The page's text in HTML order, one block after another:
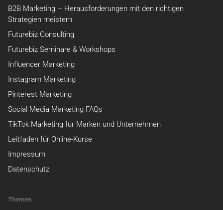
B2B Marketing – Herausforderungen mit den richtigen
Strategien meistern
Futurebiz Consulting
Futurebiz Seminare & Workshops
Influencer Marketing
Instagram Marketing
Pinterest Marketing
Social Media Marketing FAQs
TikTok Marketing für Marken und Unternehmen
Leitfaden für Online-Kurse
Impressum
Datenschutz
Themen